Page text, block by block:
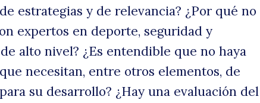
estrategias y de relevancia? ¿Por qué no
expertos en deporte, seguridad y
alto nivel? ¿Es entendible que no haya
necesitan, entre otros elementos, de
su desarrollo? ¿Hay una evaluación del